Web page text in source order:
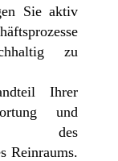
Sie aktiv
zu
Ihrer
und
des
Reinraums.